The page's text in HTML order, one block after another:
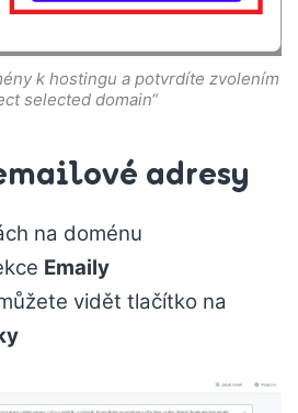
k hostingu a potvrdíte zvolením
selected domain“
adresy
na doménu
Emaily
vidět tlačítko na